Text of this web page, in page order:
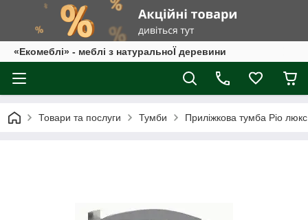
«Екомеблі» - меблі з натуральноЇ деревини
Товари та послуги Тумби Приліжкова тумба Ріо люкс